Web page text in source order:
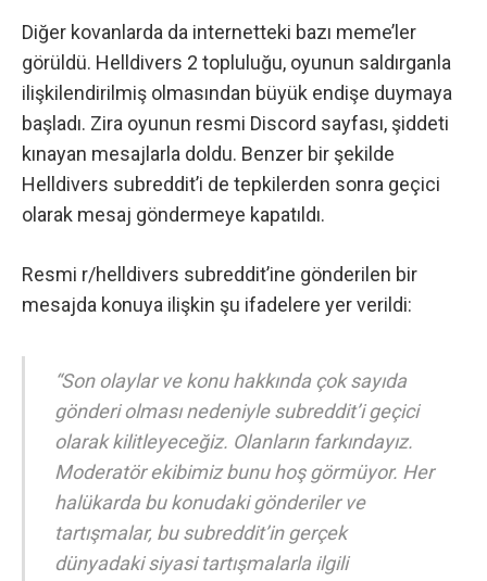
Diğer kovanlarda da internetteki bazı meme’ler
görüldü. Helldivers 2 topluluğu, oyunun saldırganla
ilişkilendirilmiş olmasından büyük endişe duymaya
başladı. Zira oyunun resmi Discord sayfası, şiddeti
kınayan mesajlarla doldu. Benzer bir şekilde
Helldivers subreddit’i de tepkilerden sonra geçici
olarak mesaj göndermeye kapatıldı.
Resmi r/helldivers subreddit’ine gönderilen bir
mesajda konuya ilişkin şu ifadelere yer verildi:
“Son olaylar ve konu hakkında çok sayıda
gönderi olması nedeniyle subreddit’i geçici
olarak kilitleyeceğiz. Olanların farkındayız.
Moderatör ekibimiz bunu hoş görmüyor. Her
halükarda bu konudaki gönderiler ve
tartışmalar, bu subreddit’in gerçek
dünyadaki siyasi tartışmalarla ilgili